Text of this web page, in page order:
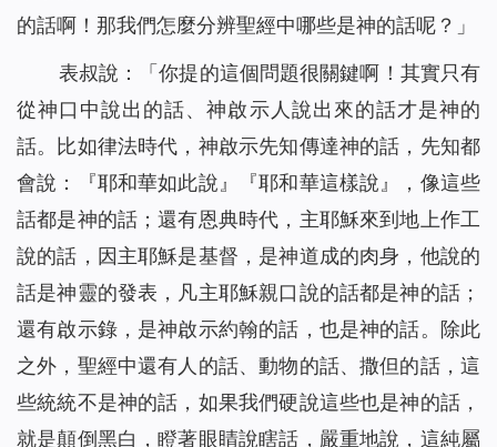
的話啊！那我們怎麼分辨聖經中哪些是神的話呢？」
表叔說：「你提的這個問題很關鍵啊！其實只有
從神口中說出的話、神啟示人說出來的話才是神的
話。比如律法時代，神啟示先知傳達神的話，先知都
會說：『耶和華如此說』『耶和華這樣說』，像這些
話都是神的話；還有恩典時代，主耶穌來到地上作工
說的話，因主耶穌是基督，是神道成的肉身，他說的
話是神靈的發表，凡主耶穌親口說的話都是神的話；
還有啟示錄，是神啟示約翰的話，也是神的話。除此
之外，聖經中還有人的話、動物的話、撒但的話，這
些統統不是神的話，如果我們硬說這些也是神的話，
就是顛倒黑白，瞪著眼睛說瞎話，嚴重地說，這純屬